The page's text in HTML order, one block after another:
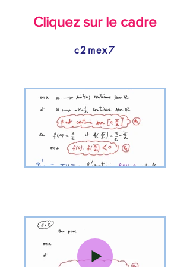
Cliquez sur le cadre
c2mex7